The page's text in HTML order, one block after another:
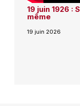
19 juin 1926 :
même
19 juin 2026